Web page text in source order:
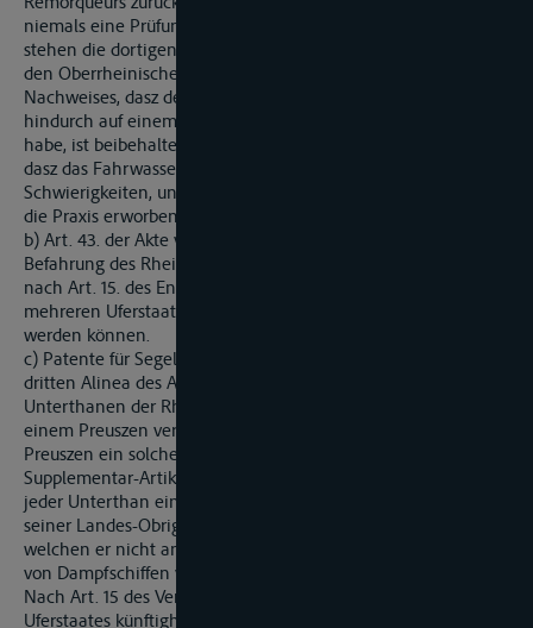
niemals eine Prüfung der Schiffer stattgefunden; gleichwohl
stehen die dortigen Schiffsführer in keiner Beziehung hinter
den Oberrheinischen zurück. – Nur die Führung des
Nachweises, dasz der Bewerber der Rhein längere Zeit
hindurch auf einem Segel- resp. Dampfschiffe wirklich befaren
habe, ist beibehalten. Es war dafür die Erwägung bestimmend,
dasz das Fahrwasser dieses Stromes erhebliche
Schwierigkeiten, und dasz die Kenntnisz derselben nur durch
die Praxis erworben werden kann.
b) Art. 43. der Akte von 1831 kennt nur Patente für die
Befahrung des Rheins in seiner ganzen Ausdehnung, während
nach Art. 15. des Entwurfs in Zukunft auch Patente für eine,
mehreren Uferstaaten zugehörige Strecke sollen ertheilt
werden können.
c) Patente für Segelschiffer dürfen nach der Festsetzung im
dritten Alinea des Art. 42. der Akte von 1831 nur anerkannten
Unterthanen der Rheinuferstaaten ertheilt werden, d.h. es ist
einem Preuszen versagt, in Baden, einem Badener in
Preuszen ein solches Patent zu erlangen. Dagegen kan nach
Supplementar-Artikel XIX. (Gesetz-Sammlung für 1849, S. 375.)
jeder Unterthan eines Rheinuferstaates mit Einwilligung
seiner Landes-Obrigkeit auch in denjenigen Uferstaaten,
welchen er nicht angehört, mit einem Patente zur Führung
von Dampfschiffen versehen werden.
Nach Art. 15 des Vertrages soll die Regierung desjenigen
Uferstaates künftighin das Patent aufstellen, in welchem der